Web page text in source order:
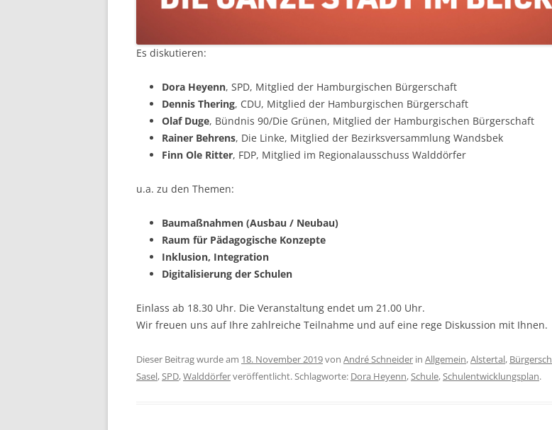
Es diskutieren:
Dora Heyenn, SPD, Mitglied der Hamburgischen Bürgerschaft
Dennis Thering, CDU, Mitglied der Hamburgischen Bürgerschaft
Olaf Duge, Bündnis 90/Die Grünen, Mitglied der Hamburgischen Bürgerschaft
Rainer Behrens, Die Linke, Mitglied der Bezirksversammlung Wandsbek
Finn Ole Ritter, FDP, Mitglied im Regionalausschuss Walddörfer
u.a. zu den Themen:
Baumaßnahmen (Ausbau / Neubau)
Raum für Pädagogische Konzepte
Inklusion, Integration
Digitalisierung der Schulen
Einlass ab 18.30 Uhr. Die Veranstaltung endet um 21.00 Uhr.
Wir freuen uns auf Ihre zahlreiche Teilnahme und auf eine rege Diskussion mit Ihnen.
Dieser Beitrag wurde am 18. November 2019von André Schneider in Allgemein,Alstertal,
Sasel,SPD,Walddörferveröffentlicht. Schlagworte: Dora Heyenn,Schule,Schulentwicklungsplan.